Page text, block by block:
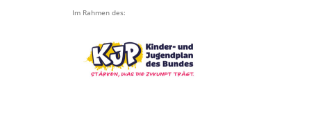
Im Rahmen des: